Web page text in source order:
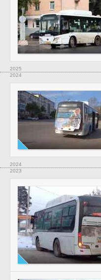
2025
2024
2024
2023